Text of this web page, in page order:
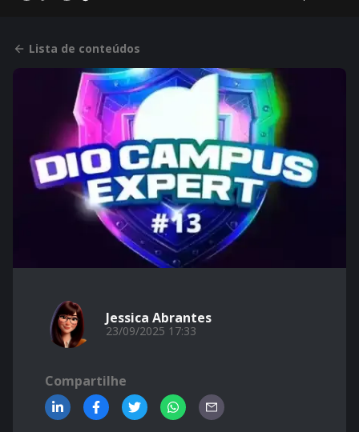
Lista de conteúdos
Jessica Abrantes
23/09/2025 17:33
Compartilhe